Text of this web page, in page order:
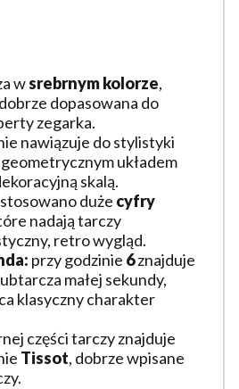
wsrebrnym kolorze,
dopasowana do
zegarka.
nawiązuje do stylistyki
geometrycznym układem
skalą.
duże cyfry
nadają tarczy
retro wygląd.
przy godzinie 6znajduje
małej sekundy,
klasyczny charakter
części tarczy znajduje
Tissot, dobrze wpisane